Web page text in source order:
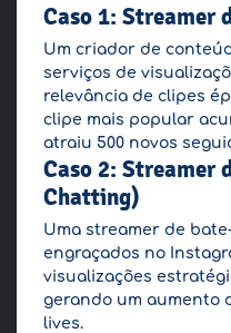
Caso 1: Streamer
Um criador de
serviços de
relevância de clipes
clipe mais popular
atraiu 500 novos
Caso 2: Streamer
Chatting)
Uma streamer de
engraçados no
visualizações
gerando um aumento
lives.